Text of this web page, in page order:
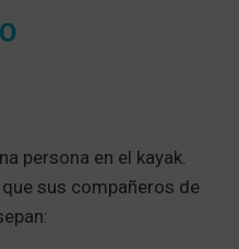
persona en el kayak.
sus compañeros de